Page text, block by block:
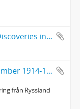
Xia Nai, Recent Archaeological Discoveries in China. Offentlig föreläsning Göteborgs konserthus Fredagen den 17 oktober 1980 kl 16. Föreläsningsmanus
Wladimir Wolkoff: Things I remember 1914-1921
från Ryssland